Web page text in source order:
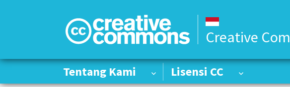
Creative
Tentang Kami Lisensi CC
Tentang Kami Lisensi CC